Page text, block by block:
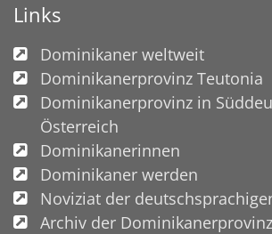
Links
Dominikaner weltweit
Dominikanerprovinz Teutonia
Dominikanerprovinz in
Österreich
Dominikanerinnen
Dominikaner werden
Noviziat der
Archiv der